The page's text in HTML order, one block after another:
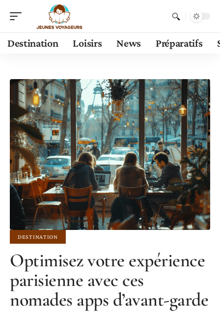
Destination Loisirs News Préparatifs
DESTINATION
Optimisez votre expérience
parisienne avec ces
nomades apps d’avant-garde